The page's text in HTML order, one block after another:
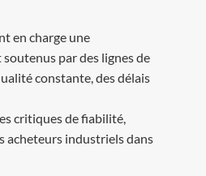
en charge une
par des lignes de
constante, des délais
critiques de fiabilité,
industriels dans